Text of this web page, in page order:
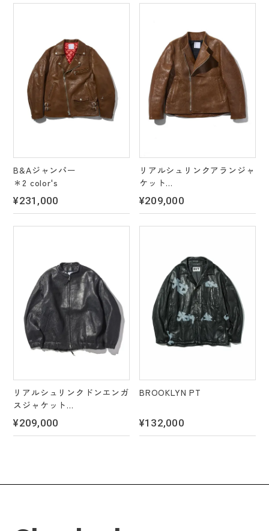
B&Aジャンパー
＊2 color's
¥231,000
リアルシュリンクアランジャ
ケット
＊2 color's
¥209,000
リアルシュリンクドンエンガ
スジャケット
＊2 color's
¥209,000
BROOKLYN PT
¥132,000